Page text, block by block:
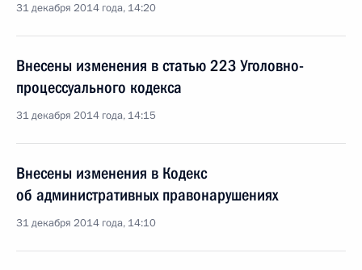
31 декабря 2014 года, 14:20
Внесены изменения в статью 223 Уголовно-
процессуального кодекса
31 декабря 2014 года, 14:15
Внесены изменения в Кодекс
об административных правонарушениях
31 декабря 2014 года, 14:10